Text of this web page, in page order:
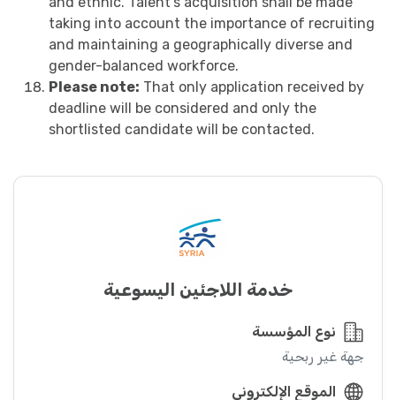
taking into account the importance of recruiting
and maintaining a geographically diverse and
gender-balanced workforce.
Please note: That only application received by
deadline will be considered and only the
shortlisted candidate will be contacted.
خدمة اللاجئين اليسوعية
نوع المؤسسة
جهة غير ربحية
الموقع الإلكتروني